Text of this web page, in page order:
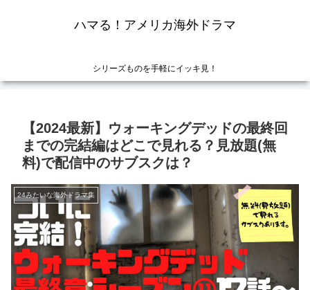
ハマる！アメリカ海外ドラマ
シリーズものを手軽にイッキ見！
【2024最新】ウォーキングデッドの最終回
までの完結編はどこで見れる？見放題(無
料)で配信中のサブスクは？
24みたいな海外ドラマ集